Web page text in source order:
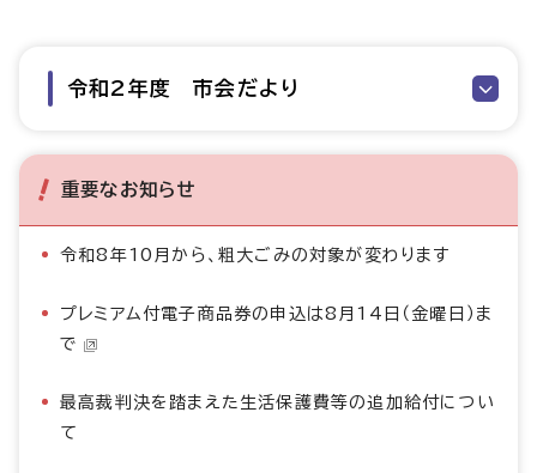
令和2年度 市会だより
重要なお知らせ
令和8年10月から、粗大ごみの対象が変わります
プレミアム付電子商品券の申込は8月14日（金曜日）ま
で
最高裁判決を踏まえた生活保護費等の追加給付につい
て